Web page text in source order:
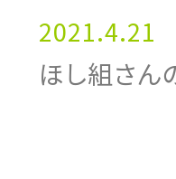
2021.4.21
ほし組さん